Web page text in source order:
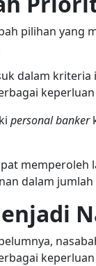
pilihan yang
dalam
personal banker
memperoleh
dalam